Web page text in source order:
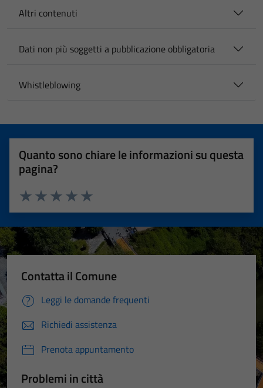
Altri contenuti
Dati non più soggetti a pubblicazione obbligatoria
Whistleblowing
Quanto sono chiare le informazioni su questa
pagina?
Valuta 5 stelle su 5
Valuta 4 stelle su 5
Valuta 3 stelle su 5
Valuta 2 stelle su 5
Valuta 1 stelle su 5
Contatta il Comune
Leggi le domande frequenti
Richiedi assistenza
Prenota appuntamento
Problemi in città